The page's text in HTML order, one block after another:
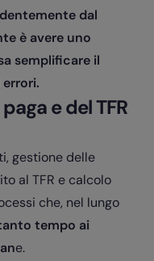
dal
è avere uno
semplificare il
e del TFR
gestione delle
al TFR e calcolo
che, nel lungo
tempo ai
e.